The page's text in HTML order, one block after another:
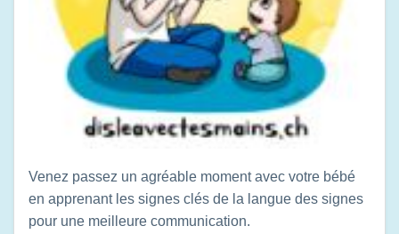
Venez passez un agréable moment avec votre bébé
en apprenant les signes clés de la langue des signes
pour une meilleure communication.